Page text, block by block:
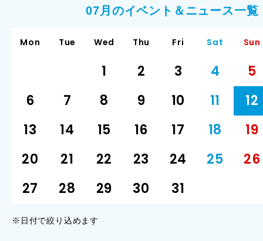
07月のイベント＆ニュース一
Mon Tue Wed Thu Fri Sat Sun
1 2 3 4
5
6
7 8 9 10 11
12
13
14 15 16 17 18
19
20
21 22 23 24 25
26
27
28 29 30 31
※日付で絞り込めます